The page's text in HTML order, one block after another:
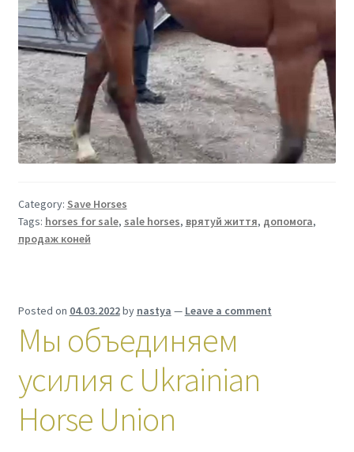
Category: Save Horses
Tags: horses for sale, sale horses, врятуй життя, допомога,
продаж коней
Posted on 04.03.2022by nastya — Leave a comment
Мы объединяем
усилия с Ukrainian
Horse Union